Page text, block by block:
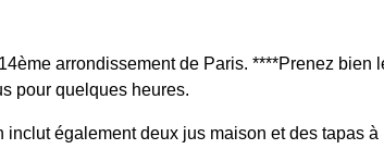
arrondissement de Paris. ****Prenez bien
pour quelques heures.
inclut également deux jus maison et des tapas à